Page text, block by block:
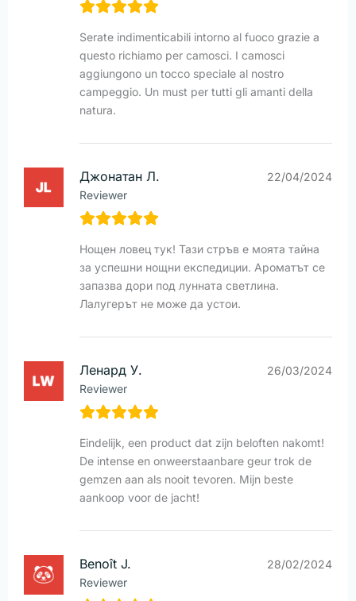
Serate indimenticabili intorno al fuoco grazie a
questo richiamo per camosci. I camosci
aggiungono un tocco speciale al nostro
campeggio. Un must per tutti gli amanti della
natura.
Джонатан Л.
Reviewer
22/04/2024
Нощен ловец тук! Тази стръв е моята тайна
за успешни нощни експедиции. Ароматът се
запазва дори под лунната светлина.
Лалугерът не може да устои.
Ленард У.
Reviewer
26/03/2024
Eindelijk, een product dat zijn beloften nakomt!
De intense en onweerstaanbare geur trok de
gemzen aan als nooit tevoren. Mijn beste
aankoop voor de jacht!
Benoît J.
Reviewer
28/02/2024